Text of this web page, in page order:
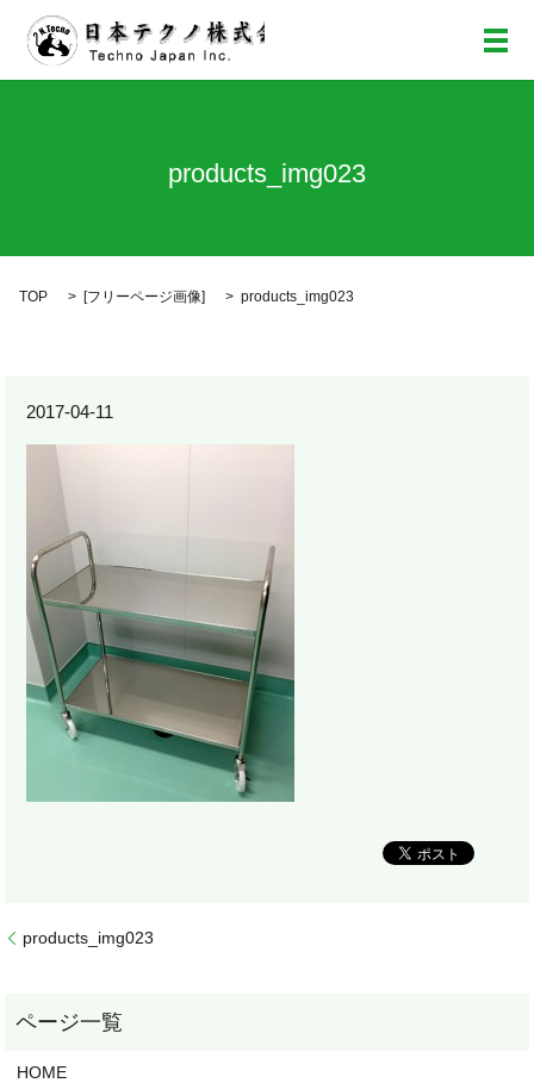
メ
products_img023
TOP [フリーページ画像] products_img023
2017-04-11
products_img023
HOME